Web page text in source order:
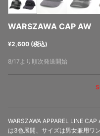
WARSZAWA CAP AW
¥2,600 (税込)
8/17より順次発送開始
WARSZAWA APPAREL LINE
は3色展開、サイズは男女兼用ワ